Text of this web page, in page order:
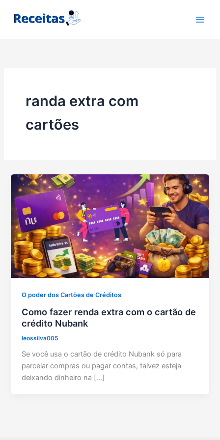
para
conteúdo
randa extra com
cartões
O poder dos Cartões de Créditos
Como fazer renda extra com o cartão de
crédito Nubank
leossilva005
Se você usa o cartão de crédito Nubank só para
parcelar compras ou pagar contas, talvez esteja
deixando dinheiro na […]